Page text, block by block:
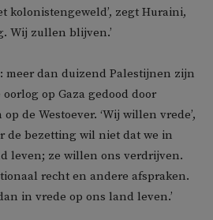
kolonistengeweld’, zegt Huraini,
Wij zullen blijven.’
meer dan duizend Palestijnen zijn
op Gaza gedood door
de Westoever. ‘Wij willen vrede’,
de bezetting wil niet dat we in
leven; ze willen ons verdrijven.
recht en andere afspraken.
in vrede op ons land leven.’